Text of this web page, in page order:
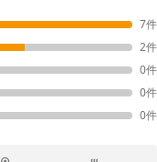
7件
2件
0件
0件
0件